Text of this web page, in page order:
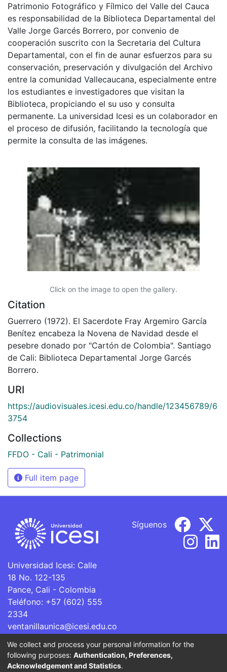
Patrimonio Fotográfico y Fílmico del Valle del Cauca
es responsabilidad de la Biblioteca Departamental del
Valle Jorge Garcés Borrero, por convenio de
cooperación suscrito con la Secretaria del Cultura
Departamental, con el fin de aunar esfuerzos para su
conservación, preservación y divulgación del Archivo
entre la comunidad Vallecaucana, especialmente entre
los estudiantes e investigadores que visitan la
Biblioteca, propiciando el su uso y consulta
permanente. La universidad Icesi es un colaborador en
el proceso de difusión, facilitando la tecnología que
permite la consulta de las imágenes.
Click on the image to open the gallery.
Citation
Guerrero (1972). El Sacerdote Fray Argemiro García
Benítez encabeza la Novena de Navidad desde el
pesebre donado por "Cartón de Colombia". Santiago
de Cali: Biblioteca Departamental Jorge Garcés
Borrero.
URI
https://audiovisuales.icesi.edu.co/handle/123456789/6
3754
Collections
FFDO - Cali - Patrimonial
Full item page
Universidad Icesi: Calle
18 No. 122-135
Pance, Cali - Colombia
Teléfono: +57 (602) 555
2334
ventanillaunica@icesi.edu.co
Síguenos
La Universidad Icesi es una Institución de Educación
Superior que se encuentra sujeta a inspección y vigilancia
We collect and process your personal information for the
following purposes: Authentication, Preferences,
Acknowledgement and Statistics.